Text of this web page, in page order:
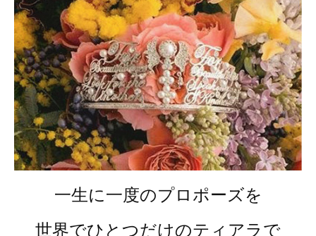
一生に一度のプロポーズを
世界でひとつだけのティアラで